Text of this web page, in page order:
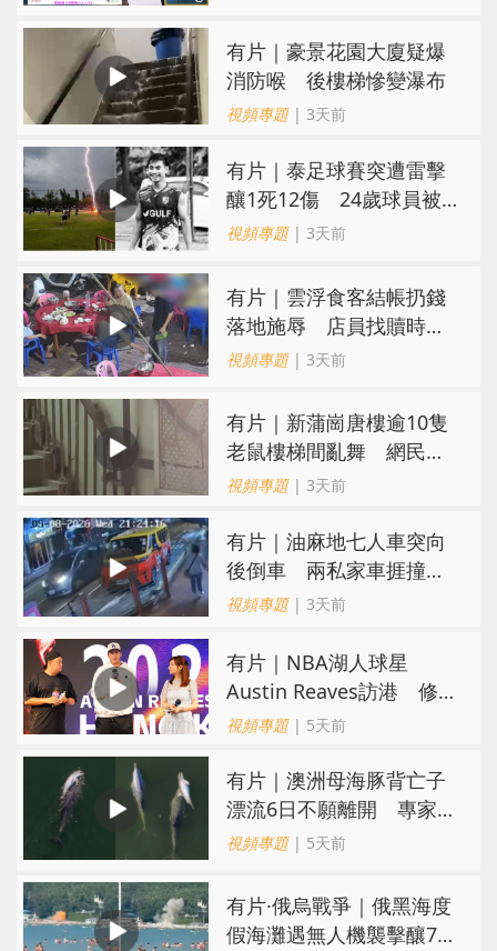
有片｜豪景花園大廈疑爆
消防喉 後樓梯慘變瀑布
視頻專題| 3天前
有片｜泰足球賽突遭雷擊
釀1死12傷 24歲球員被
閃電劈中亡
視頻專題| 3天前
​有片｜雲浮食客結帳扔錢
落地施辱 店員找贖時還
施彼身獲老闆肯定
視頻專題| 3天前
有片｜新蒲崗唐樓逾10隻
老鼠樓梯間亂舞 網民嚇
親：每次經過都要好大勇
視頻專題| 3天前
有片｜油麻地七人車突向
後倒車 兩私家車捱撞
司機不顧而去
視頻專題| 3天前
有片｜NBA湖人球星
Austin Reaves訪港 修
頓與青少年交流球技
視頻專題| 5天前
有片｜澳洲母海豚背亡子
漂流6日不願離開 專家：
極度悲傷下的哀悼行為
視頻專題| 5天前
​有片·俄烏戰爭｜俄黑海度
假海灘遇無人機襲擊釀7死